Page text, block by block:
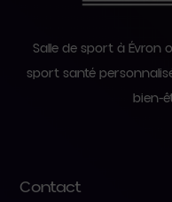
Salle de sport à Évron
sport santé
bien-
Contact